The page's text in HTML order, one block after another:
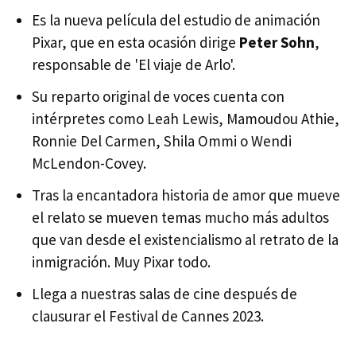
Es la nueva película del estudio de animación
Pixar, que en esta ocasión dirige Peter Sohn,
responsable de 'El viaje de Arlo'.
Su reparto original de voces cuenta con
intérpretes como Leah Lewis, Mamoudou Athie,
Ronnie Del Carmen, Shila Ommi o Wendi
McLendon-Covey.
Tras la encantadora historia de amor que mueve
el relato se mueven temas mucho más adultos
que van desde el existencialismo al retrato de la
inmigración. Muy Pixar todo.
Llega a nuestras salas de cine después de
clausurar el Festival de Cannes 2023.